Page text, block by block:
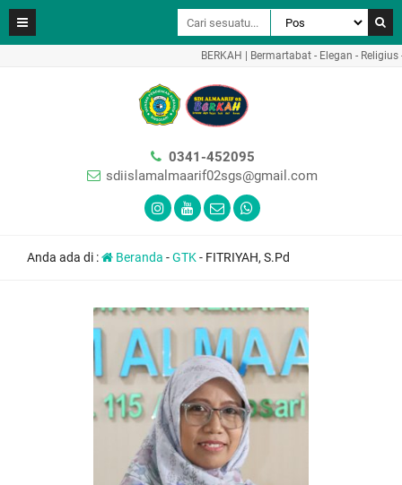
BERKAH | Bermartabat - Elegan - Religius
0341-452095
sdiislamalmaarif02sgs@gmail.com
Anda ada di : Beranda -GTK- FITRIYAH, S.Pd